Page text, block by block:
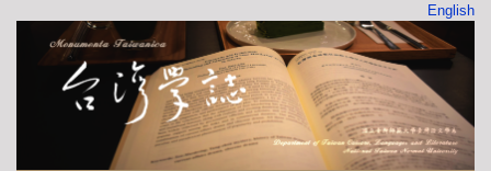
English